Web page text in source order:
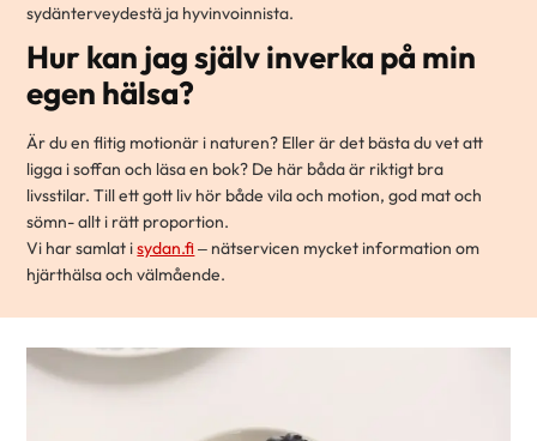
sydänterveydestä ja hyvinvoinnista.
Hur kan jag själv inverka på min
egen hälsa?
Är du en flitig motionär i naturen? Eller är det bästa du vet att
ligga i soffan och läsa en bok? De här båda är riktigt bra
livsstilar. Till ett gott liv hör både vila och motion, god mat och
sömn- allt i rätt proportion.
Vi har samlat isydan.fi– nätservicen mycket information om
hjärthälsa och välmående.